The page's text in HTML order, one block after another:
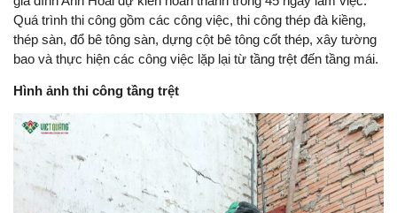
Quá trình thi công gồm các công việc, thi công thép đà kiềng,
thép sàn, đổ bê tông sàn, dựng cột bê tông cốt thép, xây tường
bao và thực hiện các công việc lặp lại từ tầng trệt đến tầng mái.
Hình ảnh thi công tầng trệt